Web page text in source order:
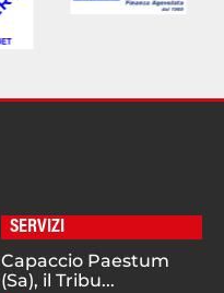
SERVIZI
Capaccio Paestum
(Sa), il Tribu...